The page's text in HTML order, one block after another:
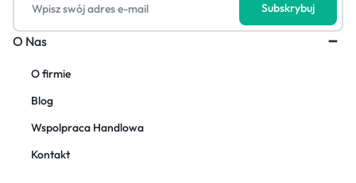
O Nas
O firmie
Blog
Wspolpraca Handlowa
Kontakt